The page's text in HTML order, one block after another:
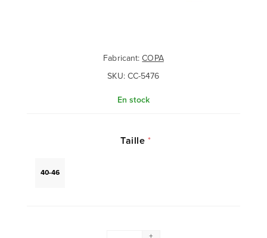
Fabricant: COPA
SKU: CC-5476
En stock
Taille *
40-46